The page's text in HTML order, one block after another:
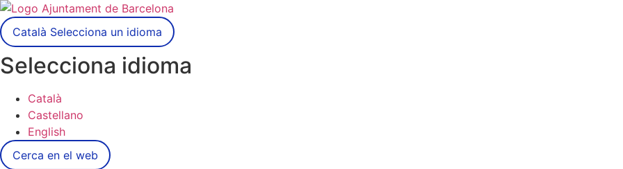
Català Selecciona un idioma
Selecciona idioma
Català
Castellano
English
Cerca en el web